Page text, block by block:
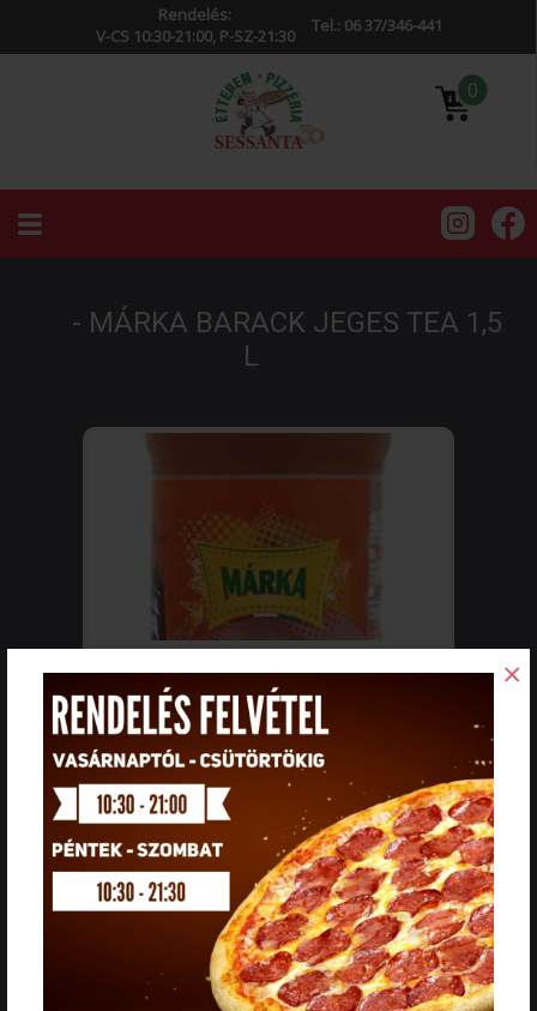
×
Rendelés:
V-CS 10:30-21:00, P-SZ-21:30
Tel.: 06 37/346-441
0
- MÁRKA BARACK JEGES TEA 1,5
L
740 Ft
Mennyiség:
Italokat csak ételrendeléssel egyben szállítunk.